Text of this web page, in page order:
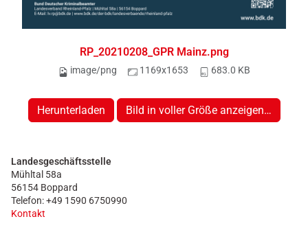
RP_20210208_GPR Mainz.png
image/png 1169x1653 683.0 KB
Herunterladen Bild in voller Größe anzeigen…
Landesgeschäftsstelle
Mühltal 58a
56154 Boppard
Telefon: +49 1590 6750990
Kontakt